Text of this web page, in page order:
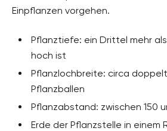
Einpflanzen vorgehen.
Pflanztiefe: ein Drittel mehr
hoch ist
Pflanzlochbreite: circa
Pflanzballen
Pflanzabstand: zwischen 150
Erde der Pflanzstelle in einem